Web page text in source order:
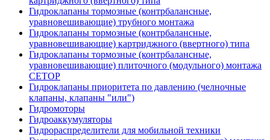
Гидроклапаны тормозные (контрбалансные,
уравновешивающие) трубного монтажа
Гидроклапаны тормозные (контрбалансные,
уравновешивающие) картриджного (ввертного) типа
Гидроклапаны тормозные (контрбалансные,
уравновешивающие) плиточного (модульного) монтажа
CETOP
Гидроклапаны приоритета по давлению (челночные
клапаны, клапаны "или")
Гидромоторы
Гидроаккумуляторы
Гидрораспределители для мобильной техники